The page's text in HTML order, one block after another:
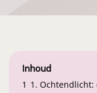
Inhoud
1 1.